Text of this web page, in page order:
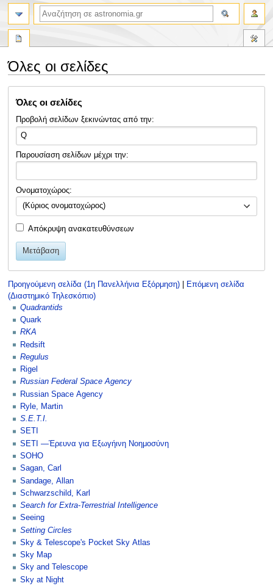
Όλες οι σελίδες
στην
στηνΌλες οι σελίδες
Προβολή σελίδων ξεκινώντας από την:
Παρουσίαση σελίδων μέχρι την:
Ονοματοχώρος:
(Κύριος ονοματοχώρος)
Απόκρυψη ανακατευθύνσεων
Μετάβαση
Προηγούμενη σελίδα (1η Πανελλήνια Εξόρμηση)|
Επόμενη σελίδα
(Διαστημικό Τηλεσκόπιο)
Quadrantids
Quark
RKA
Redsift
Regulus
Rigel
Russian Federal Space Agency
Russian Space Agency
Ryle, Martin
S.E.T.I.
SETI
SETI —Έρευνα για Eξωγήινη Nοημοσύνη
SOHO
Sagan, Carl
Sandage, Allan
Schwarzschild, Karl
Search for Extra-Terrestrial Intelligence
Seeing
Setting Circles
Sky & Telescope's Pocket Sky Atlas
Sky Map
Sky and Telescope
Sky at Night
αναζήτηση